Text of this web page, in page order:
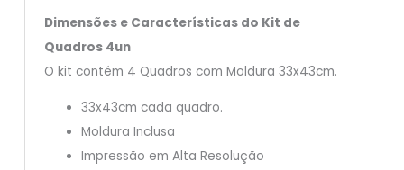
Dimensões e Características do Kit de
Quadros 4un
O kit contém 4 Quadros com Moldura 33x43cm.
33x43cm cada quadro.
Moldura Inclusa
Impressão em Alta Resolução